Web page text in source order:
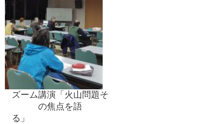
ズーム講演「火山問題そ
の焦点を語
る」